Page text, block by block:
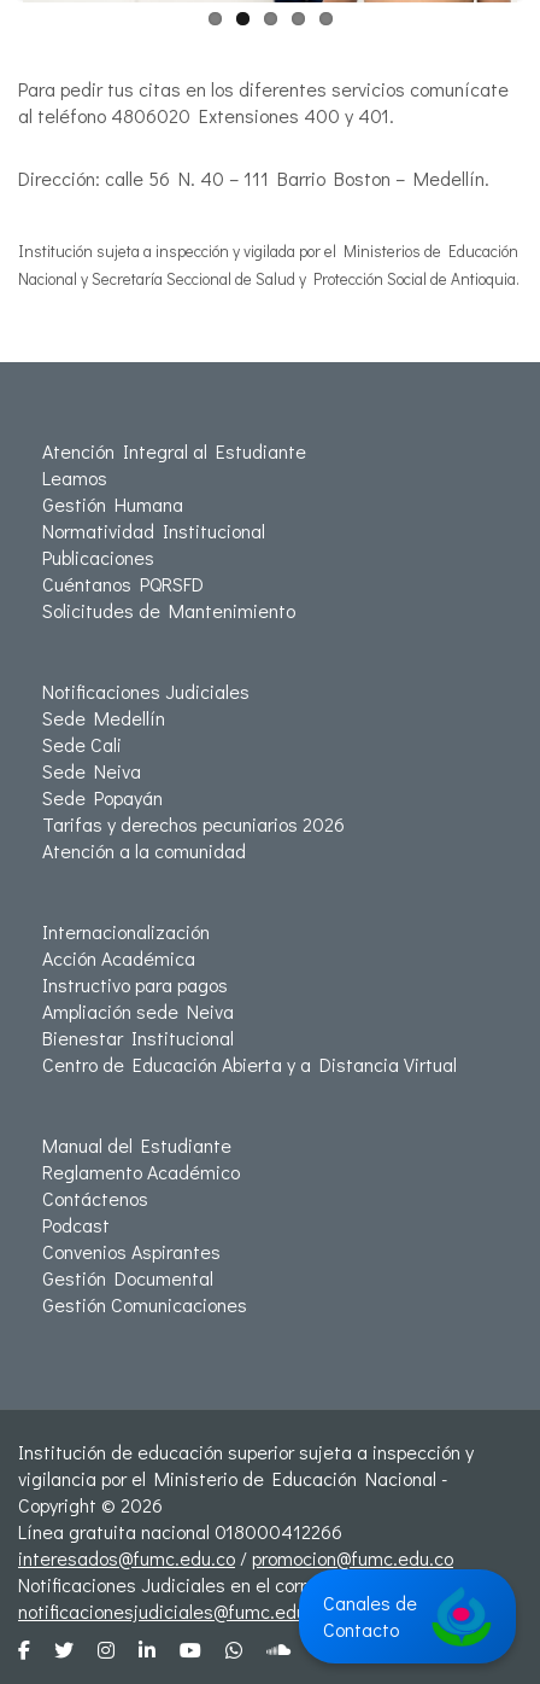
Para pedir tus citas en los diferentes servicios comunícate
al teléfono 4806020 Extensiones 400 y 401.
Dirección: calle 56 N. 40 – 111 Barrio Boston – Medellín.
Institución sujeta a inspección y vigilada por el Ministerios de Educación
Nacional y Secretaría Seccional de Salud y Protección Social de Antioquia.
Atención Integral al Estudiante
Leamos
Gestión Humana
Normatividad Institucional
Publicaciones
Cuéntanos PQRSFD
Solicitudes de Mantenimiento
Notificaciones Judiciales
Sede Medellín
Sede Cali
Sede Neiva
Sede Popayán
Tarifas y derechos pecuniarios 2026
Atención a la comunidad
Internacionalización
Acción Académica
Instructivo para pagos
Ampliación sede Neiva
Bienestar Institucional
Centro de Educación Abierta y a Distancia Virtual
Manual del Estudiante
Reglamento Académico
Contáctenos
Podcast
Convenios Aspirantes
Gestión Documental
Gestión Comunicaciones
Institución de educación superior sujeta a inspección y
vigilancia por el Ministerio de Educación Nacional -
Copyright © 2026
Línea gratuita nacional 018000412266
interesados@fumc.edu.co /promocion@fumc.edu.co
Notificaciones Judiciales en el correo:
notificacionesjudiciales@fumc.edu.coCanales de
Contacto